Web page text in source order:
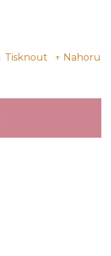
Tisknout ↑ Nahoru